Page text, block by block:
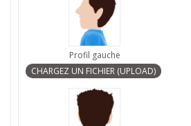
Profil gauche